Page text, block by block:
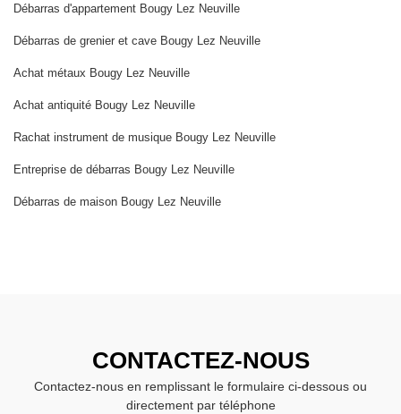
Débarras d'appartement Bougy Lez Neuville
Débarras de grenier et cave Bougy Lez Neuville
Achat métaux Bougy Lez Neuville
Achat antiquité Bougy Lez Neuville
Rachat instrument de musique Bougy Lez Neuville
Entreprise de débarras Bougy Lez Neuville
Débarras de maison Bougy Lez Neuville
CONTACTEZ-NOUS
Contactez-nous en remplissant le formulaire ci-dessous ou
directement par téléphone